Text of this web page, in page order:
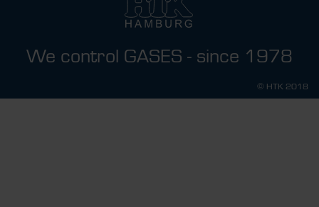
We control GASES - since 1978
© HTK 2018